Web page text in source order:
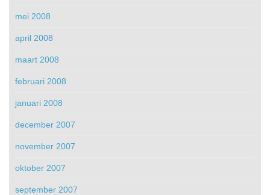
mei 2008
april 2008
maart 2008
februari 2008
januari 2008
december 2007
november 2007
oktober 2007
september 2007